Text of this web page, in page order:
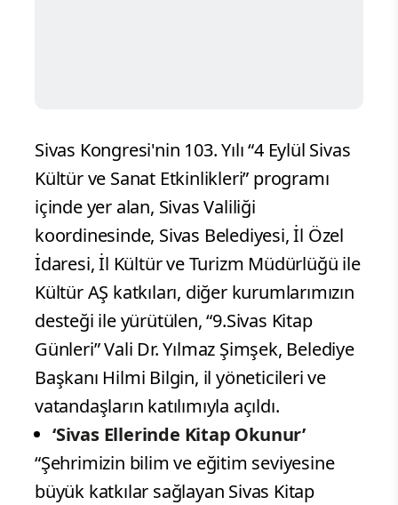
Sivas Kongresi'nin 103. Yılı “4 Eylül Sivas
Kültür ve Sanat Etkinlikleri” programı
içinde yer alan, Sivas Valiliği
koordinesinde, Sivas Belediyesi, İl Özel
İdaresi, İl Kültür ve Turizm Müdürlüğü ile
Kültür AŞ katkıları, diğer kurumlarımızın
desteği ile yürütülen, “9.Sivas Kitap
Günleri” Vali Dr. Yılmaz Şimşek, Belediye
Başkanı Hilmi Bilgin, il yöneticileri ve
vatandaşların katılımıyla açıldı.
‘Sivas Ellerinde Kitap Okunur’
“Şehrimizin bilim ve eğitim seviyesine
büyük katkılar sağlayan Sivas Kitap